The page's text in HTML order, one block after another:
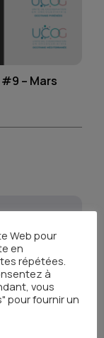
– Mars
Web pour
en
répétées.
à
vous
pour fournir un